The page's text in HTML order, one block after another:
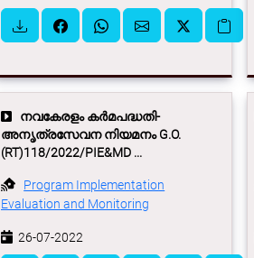
നവകേരളം കര്‍മപദ്ധതി-
അനൃത്രസേവന നിയമനം G.O.
(RT)118/2022/PIE&MD ...
Program Implementation
Evaluation and Monitoring
26-07-2022